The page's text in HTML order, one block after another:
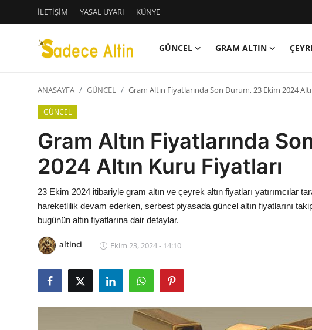
İLETİŞİM YASAL UYARI KÜNYE
GÜNCEL GRAM ALTIN
YASAL UYARI
KÜNYE
GRAM ALTIN
ÇEYREK ALTIN
YARIM ALTIN
ANASAYFA GÜNCEL Gram Altın Fiyatlarında Son Durum, 23 Ekim 2024
GÜNCEL
Gram Altın Fiyatlarında
2024 Altın Kuru Fiyatları
23 Ekim 2024 itibariyle gram altın ve çeyrek altın fiyatları yatırımcılar
hareketlilik devam ederken, serbest piyasada güncel altın fiyatlarını
bugünün altın fiyatlarına dair detaylar.
altinci Ekim 23, 2024 - 14:10